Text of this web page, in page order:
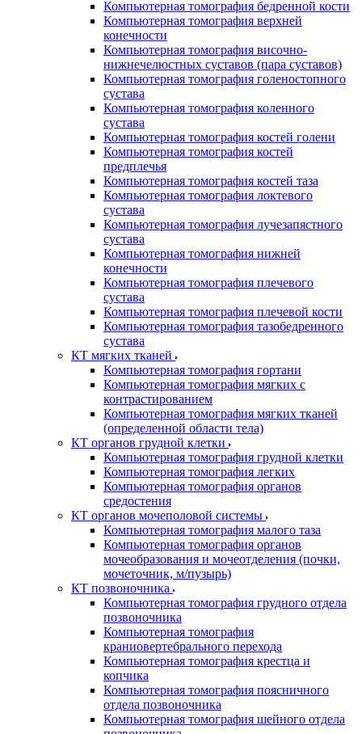
Компьютерная томография бедренной кости
Компьютерная томография верхней
конечности
Компьютерная томография височно-
нижнечелюстных суставов (пара суставов)
Компьютерная томография голеностопного
сустава
Компьютерная томография коленного
сустава
Компьютерная томография костей голени
Компьютерная томография костей
предплечья
Компьютерная томография костей таза
Компьютерная томография локтевого
сустава
Компьютерная томография лучезапястного
сустава
Компьютерная томография нижней
конечности
Компьютерная томография плечевого
сустава
Компьютерная томография плечевой кости
Компьютерная томография тазобедренного
сустава
КТ мягких тканей
Компьютерная томография гортани
Компьютерная томография мягких с
контрастированием
Компьютерная томография мягких тканей
(определенной области тела)
КТ органов грудной клетки
Компьютерная томография грудной клетки
Компьютерная томография легких
Компьютерная томография органов
средостения
КТ органов мочеполовой системы
Компьютерная томография малого таза
Компьютерная томография органов
мочеобразования и мочеотделения (почки,
мочеточник, м/пузырь)
КТ позвоночника
Компьютерная томография грудного отдела
позвоночника
Компьютерная томография
краниовертебрального перехода
Компьютерная томография крестца и
копчика
Компьютерная томография поясничного
отдела позвоночника
Компьютерная томография шейного отдела